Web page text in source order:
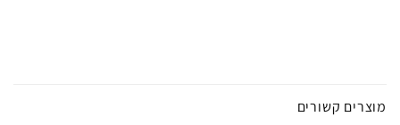
מוצרים קשורים